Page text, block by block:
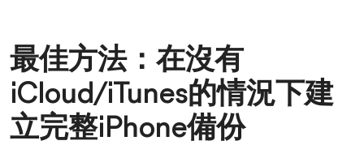
最佳方法：在沒有
iCloud/iTunes的情況下建
立完整iPhone備份